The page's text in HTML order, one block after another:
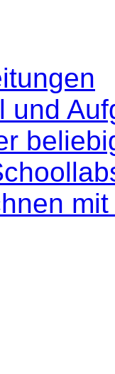
und